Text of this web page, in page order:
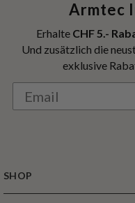
Armtec
Erhalte CHF 5.-
Und zusätzlich die
exklusive
SHOP